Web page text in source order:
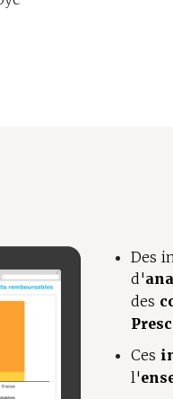
Des
d'
des
Ces
l'